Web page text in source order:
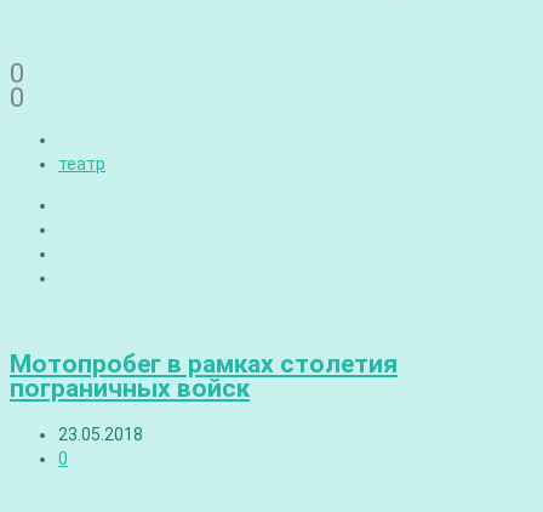
0
0
театр
Мотопробег в рамках столетия
пограничных войск
23.05.2018
0